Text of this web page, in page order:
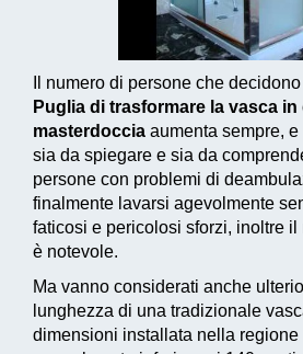
Il numero di persone che decidono
Puglia di trasformare la vasca
masterdoccia aumenta sempre,
sia da spiegare e sia da
persone con problemi di
finalmente lavarsi agevolmente
faticosi e pericolosi sforzi, inoltre il
è notevole.
Ma vanno considerati anche
lunghezza di una tradizionale
dimensioni installata nella